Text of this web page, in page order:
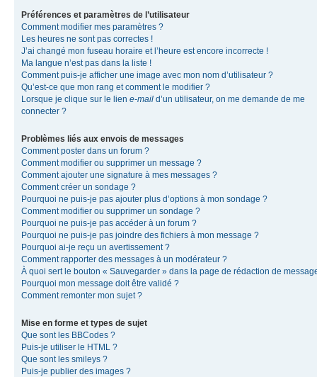
Préférences et paramètres de l’utilisateur
Comment modifier mes paramètres ?
Les heures ne sont pas correctes !
J’ai changé mon fuseau horaire et l’heure est encore incorrecte !
Ma langue n’est pas dans la liste !
Comment puis-je afficher une image avec mon nom d’utilisateur ?
Qu’est-ce que mon rang et comment le modifier ?
Lorsque je clique sur le lien e-mail d’un utilisateur, on me demande de me
connecter ?
Problèmes liés aux envois de messages
Comment poster dans un forum ?
Comment modifier ou supprimer un message ?
Comment ajouter une signature à mes messages ?
Comment créer un sondage ?
Pourquoi ne puis-je pas ajouter plus d’options à mon sondage ?
Comment modifier ou supprimer un sondage ?
Pourquoi ne puis-je pas accéder à un forum ?
Pourquoi ne puis-je pas joindre des fichiers à mon message ?
Pourquoi ai-je reçu un avertissement ?
Comment rapporter des messages à un modérateur ?
À quoi sert le bouton « Sauvegarder » dans la page de rédaction de
Pourquoi mon message doit être validé ?
Comment remonter mon sujet ?
Mise en forme et types de sujet
Que sont les BBCodes ?
Puis-je utiliser le HTML ?
Que sont les smileys ?
Puis-je publier des images ?